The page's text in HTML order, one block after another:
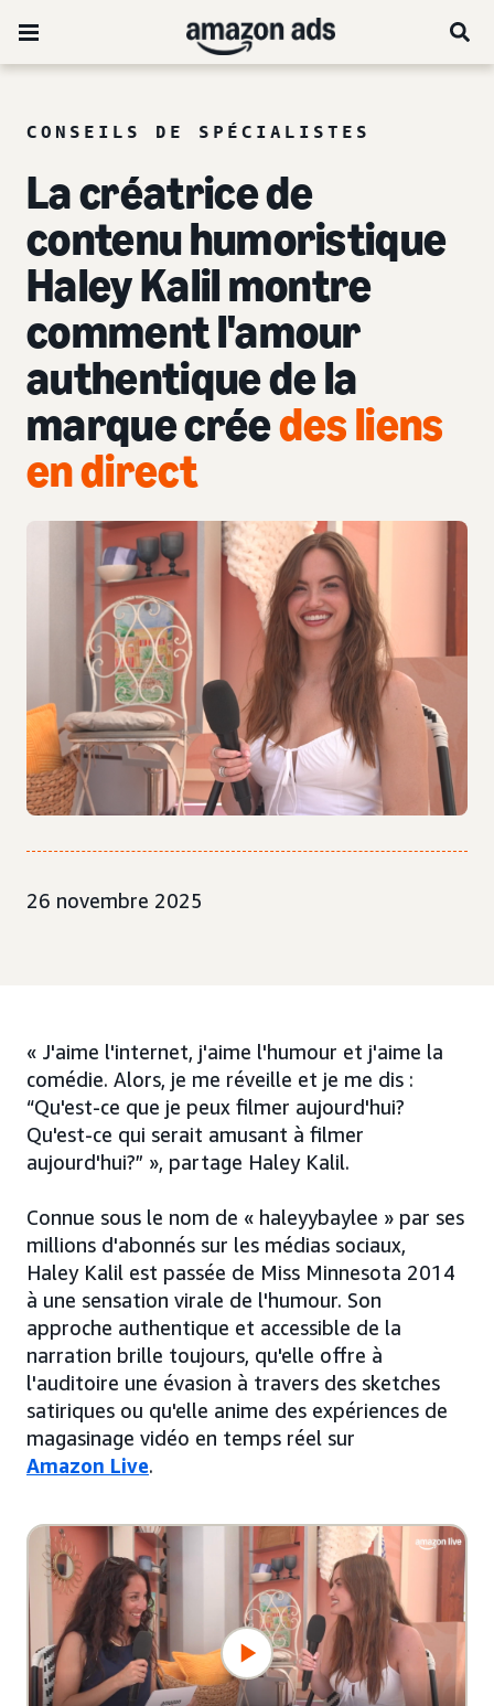
CONSEILS DE SPÉCIALISTES
La créatrice de
contenu humoristique
Haley Kalil montre
comment l'amour
authentique de la
marque créedes liens
en direct
26 novembre 2025
« J'aime l'internet, j'aime l'humour et j'aime la
comédie. Alors, je me réveille et je me dis :
“Qu'est-ce que je peux filmer aujourd'hui?
Qu'est-ce qui serait amusant à filmer
aujourd'hui?” », partage Haley Kalil.
Connue sous le nom de « haleyybaylee » par ses
millions d'abonnés sur les médias sociaux,
Haley Kalil est passée de Miss Minnesota 2014
à une sensation virale de l'humour. Son
approche authentique et accessible de la
narration brille toujours, qu'elle offre à
l'auditoire une évasion à travers des sketches
satiriques ou qu'elle anime des expériences de
magasinage vidéo en temps réel sur
Amazon Live.